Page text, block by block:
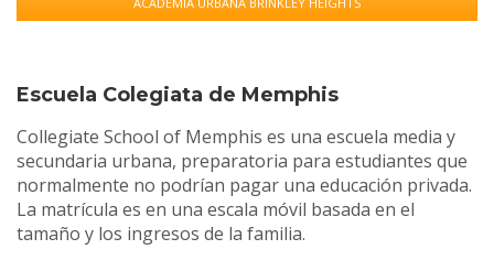
Escuela Colegiata de Memphis
Collegiate School of Memphis es una escuela media y
secundaria urbana, preparatoria para estudiantes que
normalmente no podrían pagar una educación privada.
La matrícula es en una escala móvil basada en el
tamaño y los ingresos de la familia.